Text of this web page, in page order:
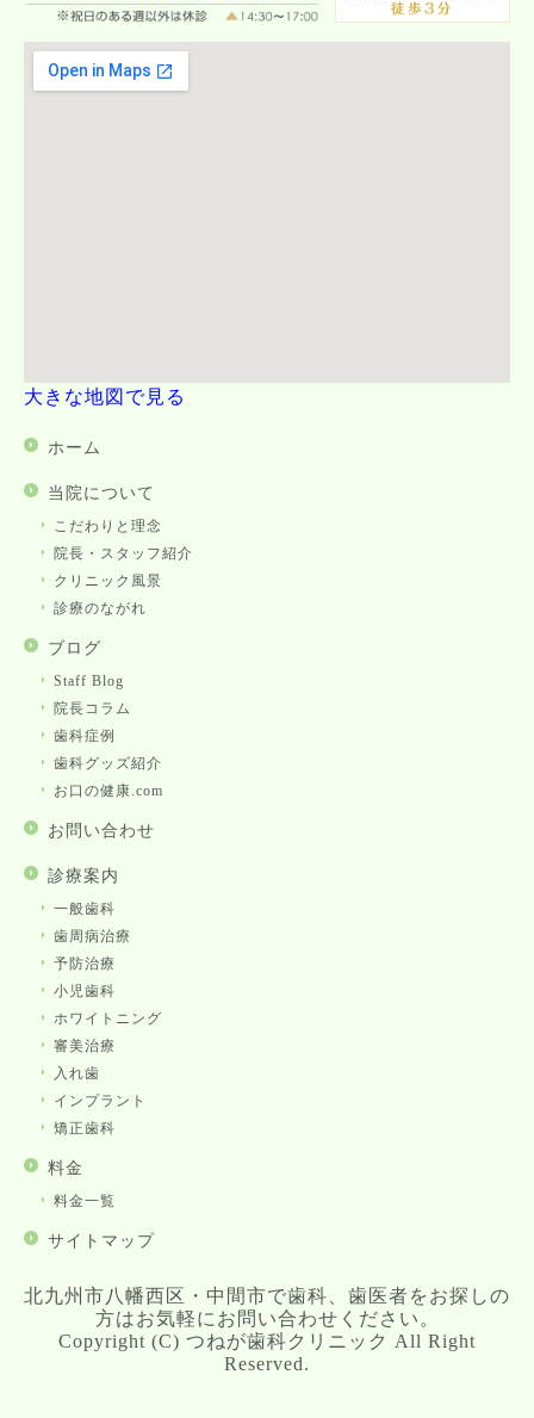
大きな地図で見る
ホーム
当院について
こだわりと理念
院長・スタッフ紹介
クリニック風景
診療のながれ
ブログ
Staff Blog
院長コラム
歯科症例
歯科グッズ紹介
お口の健康.com
お問い合わせ
診療案内
一般歯科
歯周病治療
予防治療
小児歯科
ホワイトニング
審美治療
入れ歯
インプラント
矯正歯科
料金
料金一覧
サイトマップ
北九州市八幡西区・中間市で歯科、歯医者をお探しの
方はお気軽にお問い合わせください。
Copyright (C) つねが歯科クリニック All Right
Reserved.